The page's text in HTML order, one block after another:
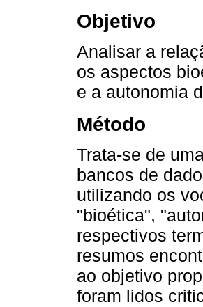
Objetivo
Analisar a
os aspectos
e a autonomia
Método
Trata-se de
bancos de
utilizando os
"bioética",
respectivos
resumos
ao objetivo
foram lidos